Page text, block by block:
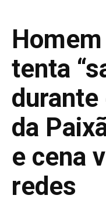
tenta
durante
da
e cena
redes